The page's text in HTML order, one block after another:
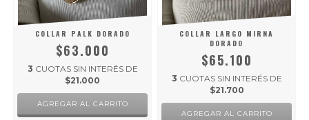
COLLAR PALK DORADO
$63.000
3 CUOTAS SIN INTERÉS DE
$21.000
COLLAR LARGO MIRNA
DORADO
$65.100
3 CUOTAS SIN INTERÉS DE
$21.700